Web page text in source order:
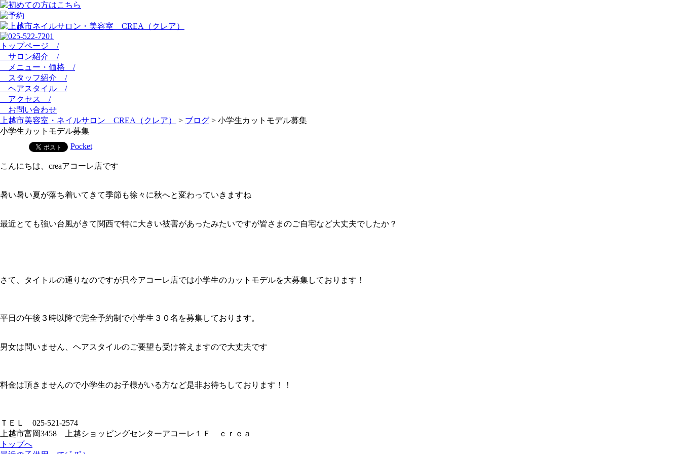
トップページ /
サロン紹介 /
メニュー・価格 /
スタッフ紹介 /
ヘアスタイル /
アクセス /
お問い合わせ
上越市美容室・ネイルサロン CREA（クレア）
> ブログ > 小学生カットモデル募集
小学生カットモデル募集
Pocket
こんにちは、creaアコーレ店です
暑い暑い夏が落ち着いてきて季節も徐々に秋へと変わっていきますね
最近とても強い台風がきて関西で特に大きい被害があったみたいですが皆さまのご自宅など大丈夫でしたか？
さて、タイトルの通りなのですが只今アコーレ店では小学生のカットモデルを大募集しております！
平日の午後３時以降で完全予約制で小学生３０名を募集しております。
男女は問いません、ヘアスタイルのご要望も受け答えますので大丈夫です
料金は頂きませんので小学生のお子様がいる方など是非お待ちしております！！
ＴＥＬ 025-521-2574
上越市富岡3458 上越ショッピングセンターアコーレ１Ｆ ｃｒｅａ
トップへ